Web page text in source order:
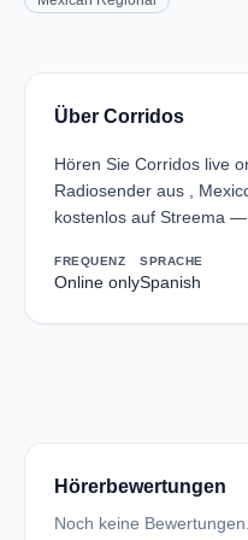
Über Corridos
Hören Sie Corridos live
Radiosender aus ,
kostenlos auf Streema —
FREQUENZ
Online only
SPRACHE
Spanish
Hörerbewertungen
Noch keine